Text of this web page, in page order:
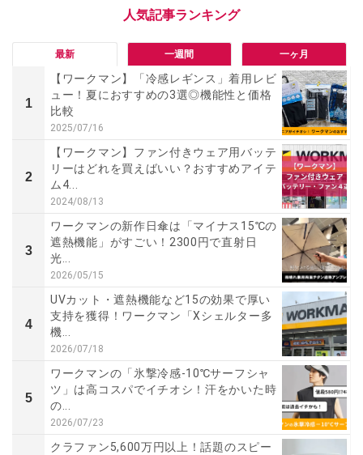
最新 一週間 一ヶ月
1
【ワークマン】「冷感レギンス」着用レビ
ュー！夏におすすめの3選◎機能性と価格
比較
2025/07/16
2
【ワークマン】ファン付きウェア用バッテ
リーはどれを買えばいい？おすすめアイテ
ム4...
2024/08/13
3
ワークマンの新作日傘は「マイナス15℃の
遮熱機能」がすごい！2300円で直射日
光...
2026/05/15
4
UVカット・遮熱機能など15の効果で厚い
支持を獲得！ワークマン「Xシェルター多
機...
2026/07/18
5
ワークマンの「氷撃冷感-10℃サーフシャ
ツ」は高コスパでイチオシ！汗をかいた時
の...
2026/07/23
クラファン5,600万円以上！話題のスピー